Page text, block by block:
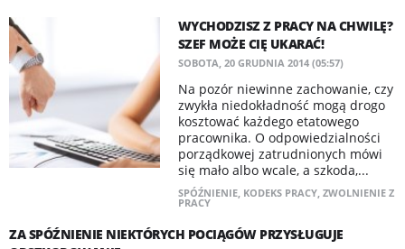
WYCHODZISZ Z PRACY NA CHWILĘ?
SZEF MOŻE CIĘ UKARAĆ!
SOBOTA, 20 GRUDNIA 2014 (05:57)
Na pozór niewinne zachowanie, czy
zwykła niedokładność mogą drogo
kosztować każdego etatowego
pracownika. O odpowiedzialności
porządkowej zatrudnionych mówi
się mało albo wcale, a szkoda,...
SPÓŹNIENIE, KODEKS PRACY, ZWOLNIENIE Z
PRACY
ZA SPÓŹNIENIE NIEKTÓRYCH POCIĄGÓW PRZYSŁUGUJE